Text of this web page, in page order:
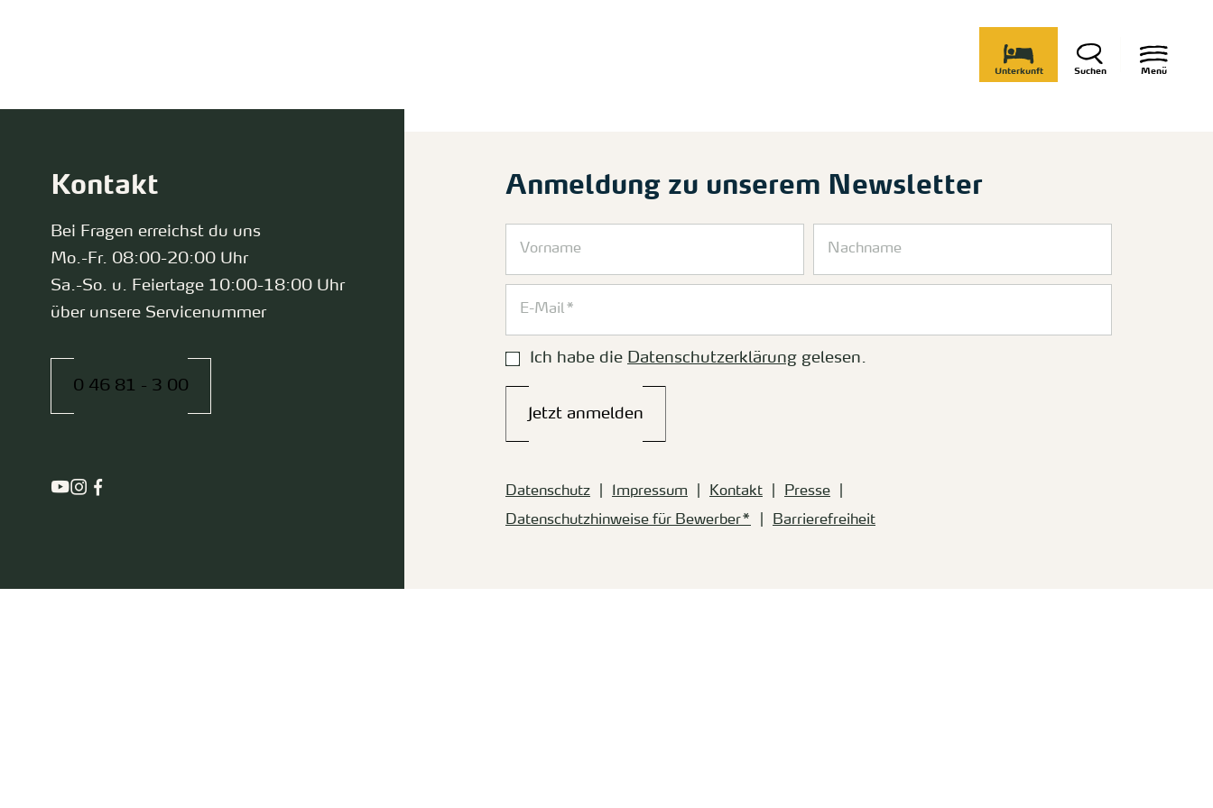
Menü
Suchen
Unterkunft
Anmeldung zu unserem Newsletter
Ich habe die Datenschutzerklärung gelesen.
Jetzt anmelden
Datenschutz Impressum Kontakt
Presse
Datenschutzhinweise für Bewerber*
Barrierefreiheit
Kontakt
Bei Fragen erreichst du uns
Mo.-Fr. 08:00-20:00 Uhr
Sa.-So. u. Feiertage 10:00-18:00 Uhr
über unsere Servicenummer
0 46 81 - 3 00